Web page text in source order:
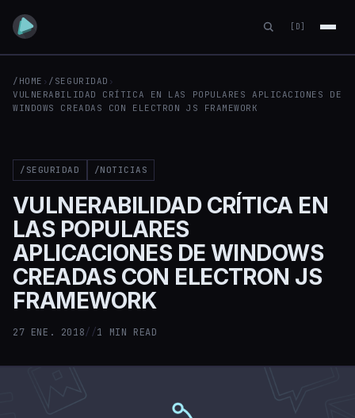
[D]
/HOME › /SEGURIDAD ›
VULNERABILIDAD CRÍTICA EN LAS POPULARES APLICACIONES DE
WINDOWS CREADAS CON ELECTRON JS FRAMEWORK
/SEGURIDAD /NOTICIAS
VULNERABILIDAD CRÍTICA EN
LAS POPULARES
APLICACIONES DE WINDOWS
CREADAS CON ELECTRON JS
FRAMEWORK
27 ENE. 2018//1 MIN READ